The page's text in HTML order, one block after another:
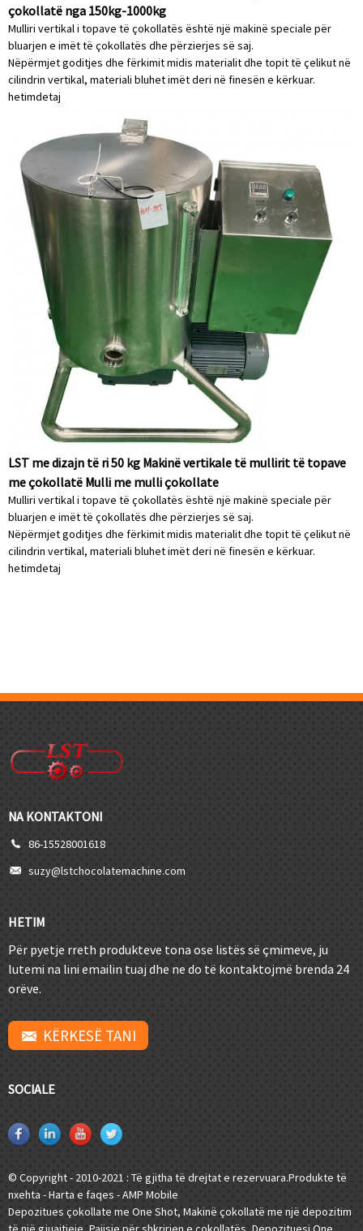
çokollatë nga 150kg-1000kg
Mulliri vertikal i topave të çokollatës është një makinë speciale për
bluarjen e imët të çokollatës dhe përzierjes së saj.
Nëpërmjet goditjes dhe fërkimit midis materialit dhe topit të çelikut në
cilindrin vertikal, materiali bluhet imët deri në finesën e kërkuar.
hetimdetaj
LST me dizajn të ri 50 kg Makinë vertikale të mullirit të topave
me çokollatë Mulli me mulli çokollate
Mulliri vertikal i topave të çokollatës është një makinë speciale për
bluarjen e imët të çokollatës dhe përzierjes së saj.
Nëpërmjet goditjes dhe fërkimit midis materialit dhe topit të çelikut në
cilindrin vertikal, materiali bluhet imët deri në finesën e kërkuar.
hetimdetaj
NA KONTAKTONI
86-15528001618
suzy@lstchocolatemachine.com
HETIM
Për pyetje rreth produkteve tona ose listës së çmimeve, ju
lutemi na lini emailin tuaj dhe ne do të kontaktojmë brenda 24
orëve.
KËRKESË TANI
SOCIALE
© Copyright - 2010-2021 : Të gjitha të drejtat e rezervuara.Produkte të
nxehta -Harta e faqes -AMP Mobile
Depozitues çokollate me One Shot, Makinë çokollatë me një depozitim